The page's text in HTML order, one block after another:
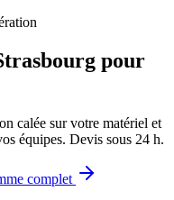
pour
calée sur votre matériel et
équipes. Devis sous 24 h.
complet